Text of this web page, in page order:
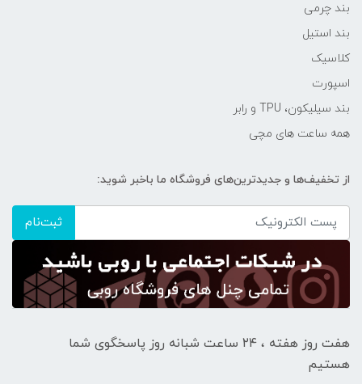
بند چرمی
بند استیل
کلاسیک
اسپورت
بند سیلیکون، TPU و رابر
همه ساعت های مچی
از تخفیف‌ها و جدیدترین‌های فروشگاه ما باخبر شوید:
ثبت‌نام
هفت روز هفته ، ۲۴ ساعت شبانه‌ روز پاسخگوی شما
هستیم